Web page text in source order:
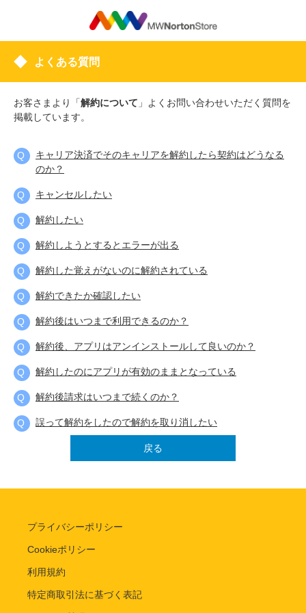
よくある質問
お客さまより「解約について 」よくお問い合わせいただく質問を
掲載しています。
キャリア決済でそのキャリアを解約したら契約はどうなる
のか？
キャンセルしたい
解約したい
解約しようとするとエラーが出る
解約した覚えがないのに解約されている
解約できたか確認したい
解約後はいつまで利用できるのか？
解約後、アプリはアンインストールして良いのか？
解約したのにアプリが有効のままとなっている
解約後請求はいつまで続くのか？
誤って解約をしたので解約を取り消したい
戻る
プライバシーポリシー
Cookieポリシー
利用規約
特定商取引法に基づく表記